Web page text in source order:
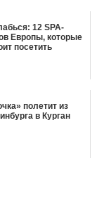
12 SPA-
Европы, которые
посетить
полетит из
в Курган